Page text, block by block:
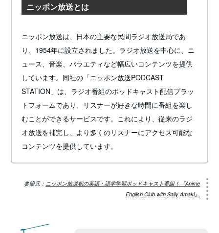
ニッポン放送とは
ニッポン放送は、日本の主要な民間ラジオ放送局であ
り、1954年に設立されました。ラジオ放送を中心に、ニ
ュース、音楽、バラエティなど幅広いコンテンツを提供
しています。同社の「ニッポン放送PODCAST
STATION」は、ラジオ番組のポッドキャスト配信プラッ
トフォームであり、リスナーが好きな時間に番組を楽し
むことができるサービスです。これにより、従来のラジ
オ放送を補完し、より多くのリスナーにアクセス可能な
コンテンツを提供しています。
参照元： ニッポン放送初の英語・語学学習ポッドキャスト番組！『Anime
English Club with Sally Amaki』